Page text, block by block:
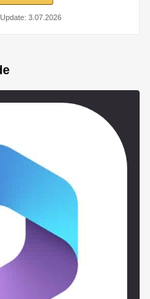
3.07.2026